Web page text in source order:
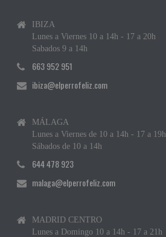
IBIZA
Lunes a Viernes 10 a 14h - 17 a 20h
Sabados 9 a 14h
663 952 951
ibiza@elperrofeliz.com
MÁLAGA
Lunes a Viernes de 10 a 14h - 17 a 19h
Sábados de 10 a 14h
644 478 923
malaga@elperrofeliz.com
MADRID CENTRO
Lunes a Domingo 10 a 14h - 17 a 21h